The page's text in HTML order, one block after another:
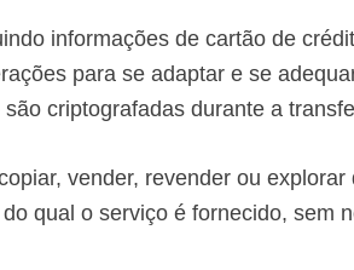
informações de cartão de
para se adaptar e se
criptografadas durante a
vender, revender ou
qual o serviço é fornecido, sem